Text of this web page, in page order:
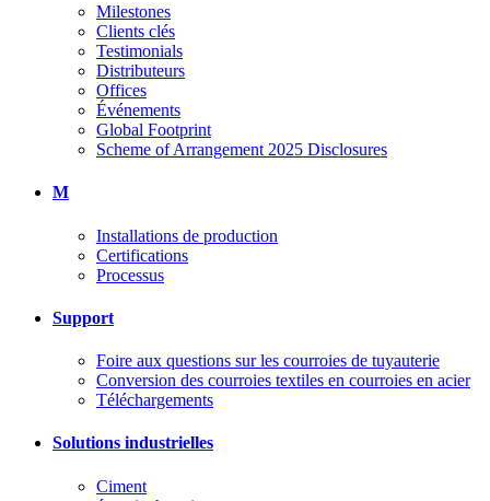
Milestones
Clients clés
Testimonials
Distributeurs
Offices
Événements
Global Footprint
Scheme of Arrangement 2025 Disclosures
M
Installations de production
Certifications
Processus
Support
Foire aux questions sur les courroies de tuyauterie
Conversion des courroies textiles en courroies en acier
Téléchargements
Solutions industrielles
Ciment